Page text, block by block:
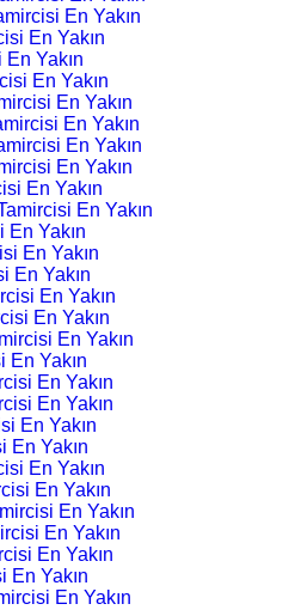
En Yakın
En Yakın
Yakın
En Yakın
En Yakın
En Yakın
En Yakın
En Yakın
En Yakın
En Yakın
En Yakın
En Yakın
En Yakın
En Yakın
En Yakın
En Yakın
En Yakın
En Yakın
En Yakın
En Yakın
En Yakın
En Yakın
En Yakın
En Yakın
En Yakın
En Yakın
En Yakın
En Yakın